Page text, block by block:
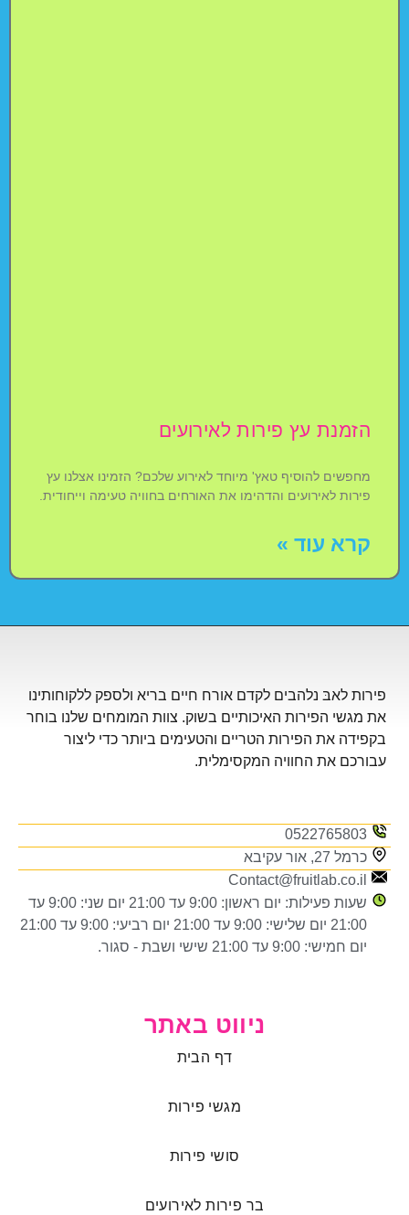
הזמנת עץ פירות לאירועים
מחפשים להוסיף טאץ' מיוחד לאירוע שלכם? הזמינו אצלנו עץ
פירות לאירועים והדהימו את האורחים בחוויה טעימה וייחודית.
קרא עוד »
פירות לאבּ נלהבים לקדם אורח חיים בריא ולספק ללקוחותינו
את מגשי הפירות האיכותיים בשוק. צוות המומחים שלנו בוחר
בקפידה את הפירות הטריים והטעימים ביותר כדי ליצור
עבורכם את החוויה המקסימלית.
0522765803
כרמל 27, אור עקיבא
Contact@fruitlab.co.il
שעות פעילות: יום ראשון: 9:00 עד 21:00 יום שני: 9:00 עד
21:00 יום שלישי: 9:00 עד 21:00 יום רביעי: 9:00 עד 21:00
יום חמישי: 9:00 עד 21:00 שישי ושבת - סגור.
ניווט באתר
דף הבית
מגשי פירות
סושי פירות
בר פירות לאירועים